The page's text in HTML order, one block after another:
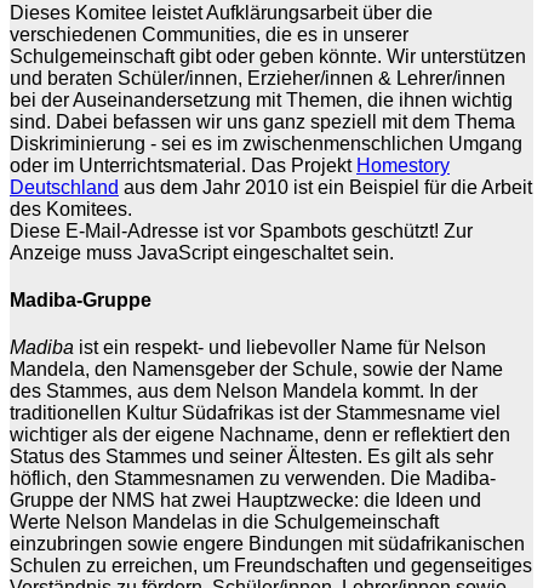
Dieses Komitee leistet Aufklärungsarbeit über die
verschiedenen Communities, die es in unserer
Schulgemeinschaft gibt oder geben könnte. Wir unterstützen
und beraten Schüler/innen, Erzieher/innen & Lehrer/innen
bei der Auseinandersetzung mit Themen, die ihnen wichtig
sind. Dabei befassen wir uns ganz speziell mit dem Thema
Diskriminierung - sei es im zwischenmenschlichen Umgang
oder im Unterrichtsmaterial. Das Projekt Homestory
Deutschland aus dem Jahr 2010 ist ein Beispiel für die Arbeit
des Komitees.
Diese E-Mail-Adresse ist vor Spambots geschützt! Zur
Anzeige muss JavaScript eingeschaltet sein.
Madiba-Gruppe
Madiba ist ein respekt- und liebevoller Name für Nelson
Mandela, den Namensgeber der Schule, sowie der Name
des Stammes, aus dem Nelson Mandela kommt. In der
traditionellen Kultur Südafrikas ist der Stammesname viel
wichtiger als der eigene Nachname, denn er reflektiert den
Status des Stammes und seiner Ältesten. Es gilt als sehr
höflich, den Stammesnamen zu verwenden. Die Madiba-
Gruppe der NMS hat zwei Hauptzwecke: die Ideen und
Werte Nelson Mandelas in die Schulgemeinschaft
einzubringen sowie engere Bindungen mit südafrikanischen
Schulen zu erreichen, um Freundschaften und gegenseitiges